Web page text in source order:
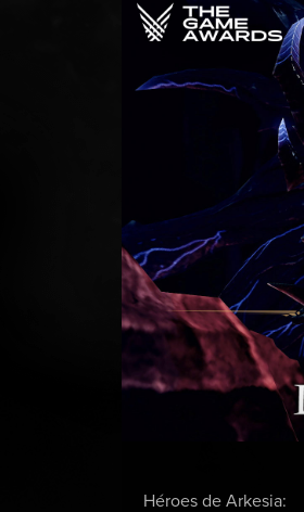
Héroes de Arkesia: